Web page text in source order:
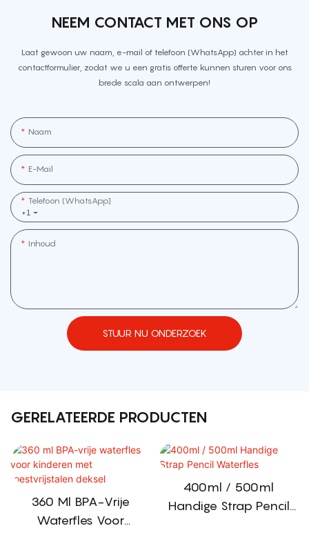
NEEM CONTACT MET ONS OP
Laat gewoon uw naam, e-mail of telefoon (WhatsApp) achter in het
contactformulier, zodat we u een gratis offerte kunnen sturen voor ons
brede scala aan ontwerpen!
Naam
E-Mail
+1
Telefoon (WhatsApp]
Inhoud
STUUR NU ONDERZOEK
GERELATEERDE PRODUCTEN
360 Ml BPA-Vrije
Waterfles Voor
400ml / 500ml
Handige Strap Pencil